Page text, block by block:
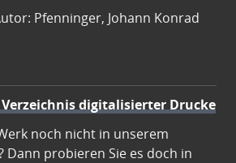
Pfenninger, Johann Konrad
Verzeichnis digitalisierter Drucke
noch nicht in unserem
Dann probieren Sie es doch in